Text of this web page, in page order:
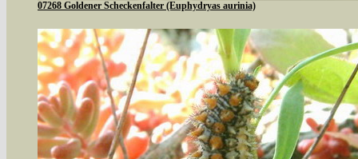
07268 Goldener Scheckenfalter (Euphydryas aurinia)